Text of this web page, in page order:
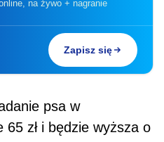
na żywo + nagranie
Zapisz się
psa w
65 zł i będzie wyższa o